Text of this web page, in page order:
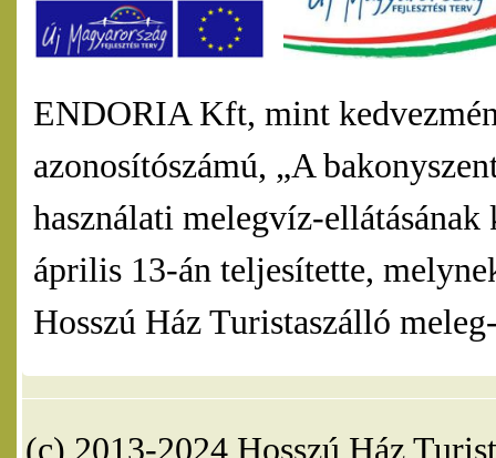
ENDORIA Kft, mint
azonosítószámú, „A
használati melegvíz-
április 13-án teljesítette,
Hosszú Ház Turistaszálló
(c) 2013-2024 Hosszú Ház